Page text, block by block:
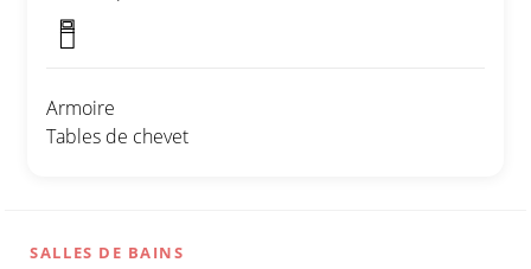
Armoire
Tables de chevet
SALLES DE BAINS